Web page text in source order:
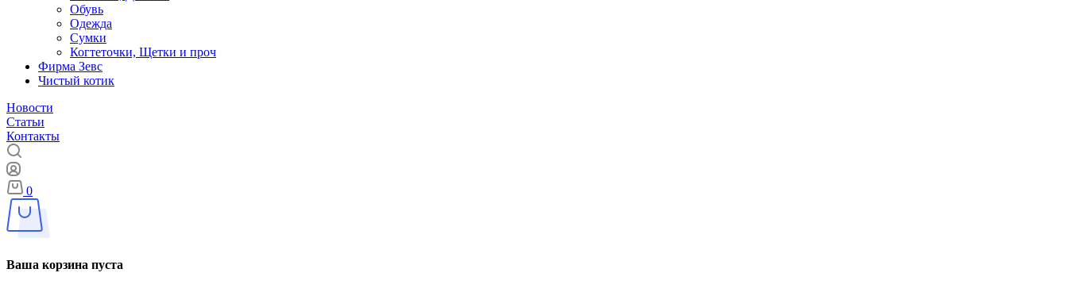
Обувь
Одежда
Сумки
Когтеточки, Щетки и проч
Фирма Зевс
Чистый котик
Новости
Статьи
Контакты
0
Ваша корзина пуста